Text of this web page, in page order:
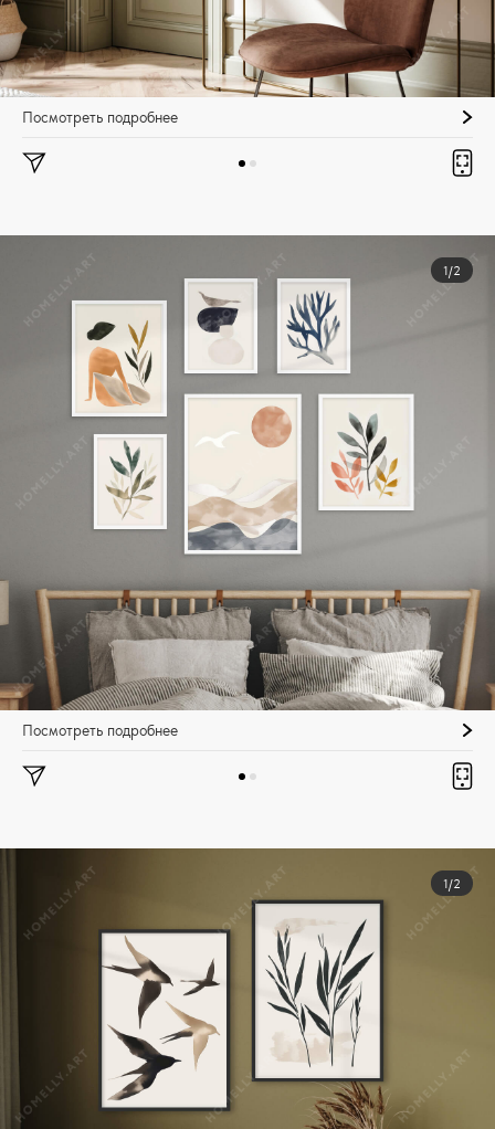
Посмотреть подробнее
1/2
Посмотреть подробнее
1/2